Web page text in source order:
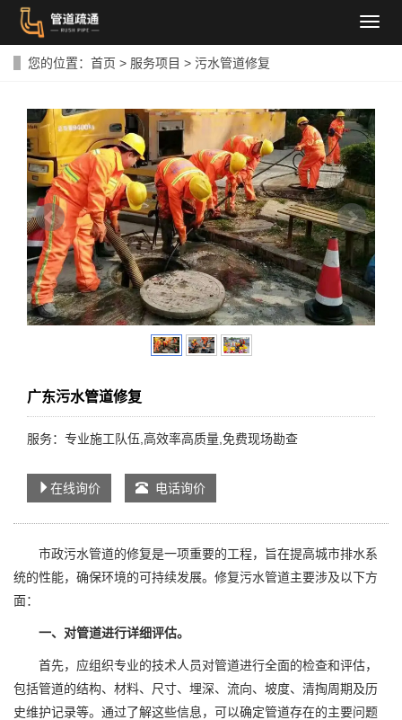
导
您的位置： 首页 > 服务项目 > 污水管道修复
广东污水管道修复
服务：专业施工队伍,高效率高质量,免费现场勘查
在线询价 电话询价
市政污水管道的修复是一项重要的工程，旨在提高城市排水系
统的性能，确保环境的可持续发展。修复污水管道主要涉及以下方
面：
一、对管道进行详细评估。
首先，应组织专业的技术人员对管道进行全面的检查和评估，
包括管道的结构、材料、尺寸、埋深、流向、坡度、清掏周期及历
史维护记录等。通过了解这些信息，可以确定管道存在的主要问题